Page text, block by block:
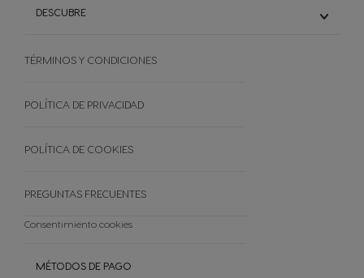
Chocolate
Genio S Touch
DESCUBRE
El mundo del café
Preguntas frecuentes
Bases Legales
MÉTODOS DE PAGO
TÉRMINOS Y CONDICIONES
POLÍTICA DE PRIVACIDAD
POLÍTICA DE COOKIES
PREGUNTAS FRECUENTES
Consentimiento cookies